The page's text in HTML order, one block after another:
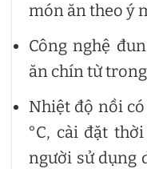
món ăn theo ý
Công nghệ
ăn chín từ
Nhiệt độ nồi
°C, cài đặt
người sử dụng